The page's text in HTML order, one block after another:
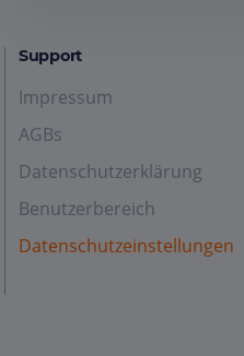
Support
Impressum
AGBs
Datenschutzerklärung
Benutzerbereich
Datenschutzeinstellungen